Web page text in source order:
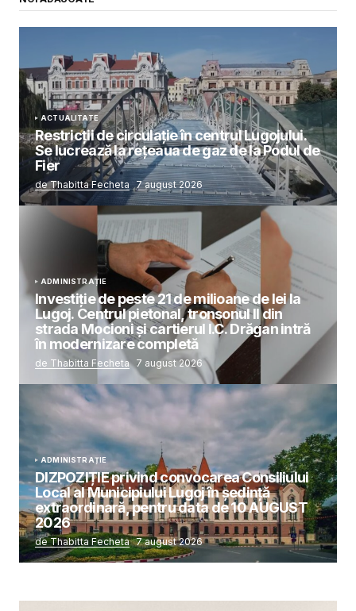
ACTUALITATE
Restricții de circulație în centrul Lugojului.
Se lucrează la rețeaua de gaz de la Podul de
Fier
de Thabitta Fecheta 7 august 2026
ADMINISTRAȚIE
Investiție de peste 21 de milioane de lei la
Lugoj. Centrul pietonal, tronsonul II din
strada Mocioni și cartierul I.C. Drăgan intră
în modernizare completă
de Thabitta Fecheta 7 august 2026
ADMINISTRAȚIE
DIZPOZIȚIE privind convocarea Consiliului
Local al Municipiului Lugoj în şedinţă
extraordinară, pentru data de 10 AUGUST
2026
de Thabitta Fecheta 7 august 2026